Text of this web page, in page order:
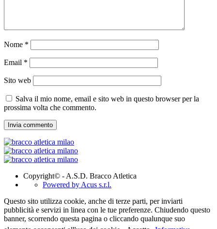
Nome *
Email *
Sito web
Salva il mio nome, email e sito web in questo browser per la
prossima volta che commento.
Copyright© - A.S.D. Bracco Atletica
Powered by Acus s.r.l.
Questo sito utilizza cookie, anche di terze parti, per inviarti
pubblicità e servizi in linea con le tue preferenze. Chiudendo questo
banner, scorrendo questa pagina o cliccando qualunque suo